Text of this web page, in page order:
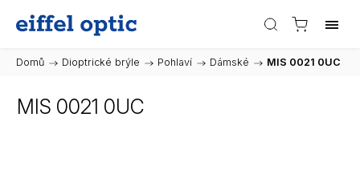
Domů / Dioptrické brýle / Pohlaví / Dámské / MIS 0021 0UC
MIS 0021 0UC